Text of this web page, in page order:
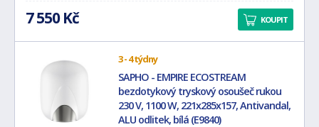
7 550 Kč KOUPIT
3 - 4 týdny
SAPHO - EMPIRE ECOSTREAM
bezdotykový tryskový osoušeč rukou
230 V, 1100 W, 221x285x157, Antivandal,
ALU odlitek, bílá (E9840)